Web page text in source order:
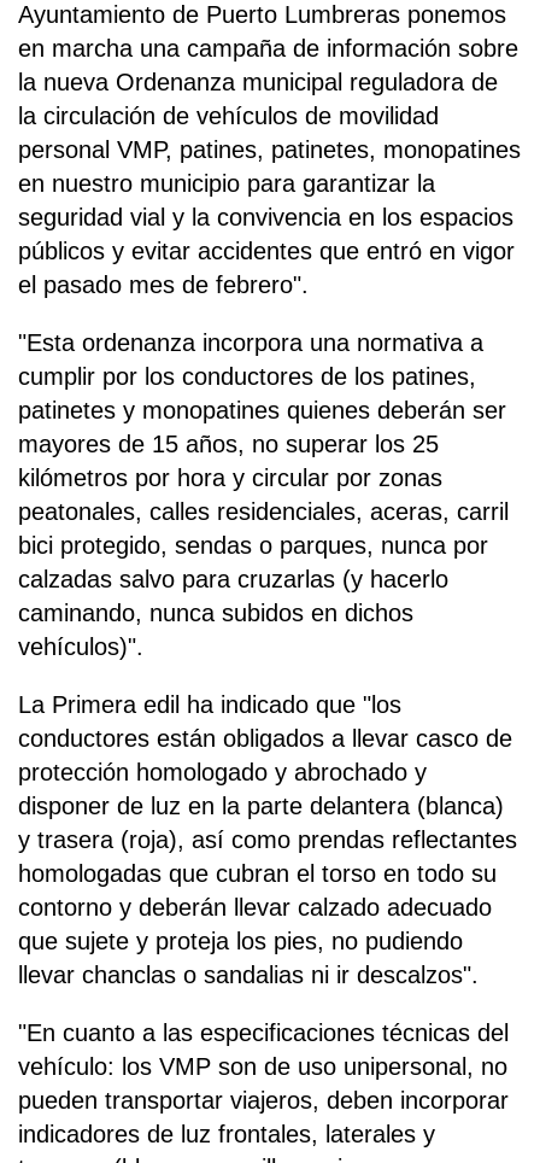
Ayuntamiento de Puerto Lumbreras ponemos
en marcha una campaña de información sobre
la nueva Ordenanza municipal reguladora de
la circulación de vehículos de movilidad
personal VMP, patines, patinetes, monopatines
en nuestro municipio para garantizar la
seguridad vial y la convivencia en los espacios
públicos y evitar accidentes que entró en vigor
el pasado mes de febrero".
"Esta ordenanza incorpora una normativa a
cumplir por los conductores de los patines,
patinetes y monopatines quienes deberán ser
mayores de 15 años, no superar los 25
kilómetros por hora y circular por zonas
peatonales, calles residenciales, aceras, carril
bici protegido, sendas o parques, nunca por
calzadas salvo para cruzarlas (y hacerlo
caminando, nunca subidos en dichos
vehículos)".
La Primera edil ha indicado que "los
conductores están obligados a llevar casco de
protección homologado y abrochado y
disponer de luz en la parte delantera (blanca)
y trasera (roja), así como prendas reflectantes
homologadas que cubran el torso en todo su
contorno y deberán llevar calzado adecuado
que sujete y proteja los pies, no pudiendo
llevar chanclas o sandalias ni ir descalzos".
"En cuanto a las especificaciones técnicas del
vehículo: los VMP son de uso unipersonal, no
pueden transportar viajeros, deben incorporar
indicadores de luz frontales, laterales y